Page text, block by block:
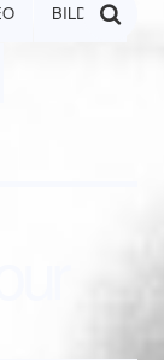
BILDER